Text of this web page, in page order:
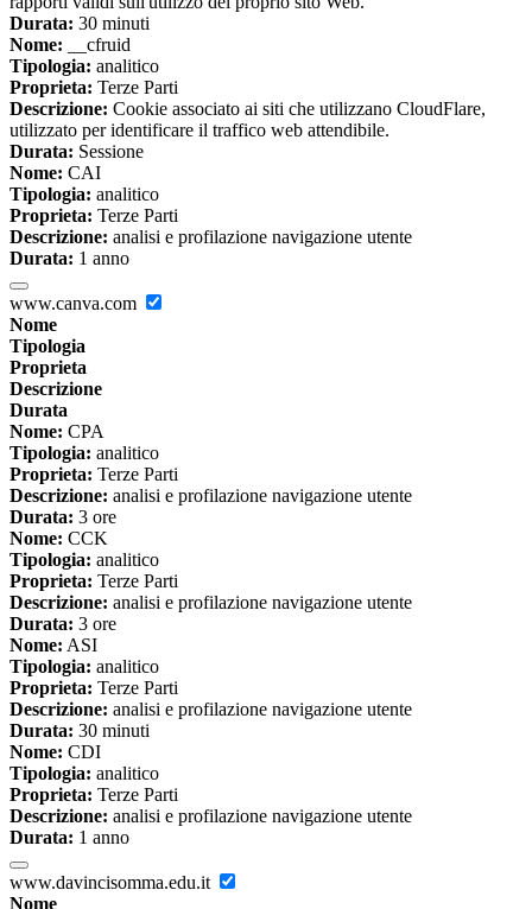
Durata: 30 minuti
Nome: __cfruid
Tipologia: analitico
Proprieta: Terze Parti
Descrizione: Cookie associato ai siti che utilizzano CloudFlare,
utilizzato per identificare il traffico web attendibile.
Durata: Sessione
Nome: CAI
Tipologia: analitico
Proprieta: Terze Parti
Descrizione: analisi e profilazione navigazione utente
Durata: 1 anno
www.canva.com
Nome
Tipologia
Proprieta
Descrizione
Durata
Nome: CPA
Tipologia: analitico
Proprieta: Terze Parti
Descrizione: analisi e profilazione navigazione utente
Durata: 3 ore
Nome: CCK
Tipologia: analitico
Proprieta: Terze Parti
Descrizione: analisi e profilazione navigazione utente
Durata: 3 ore
Nome: ASI
Tipologia: analitico
Proprieta: Terze Parti
Descrizione: analisi e profilazione navigazione utente
Durata: 30 minuti
Nome: CDI
Tipologia: analitico
Proprieta: Terze Parti
Descrizione: analisi e profilazione navigazione utente
Durata: 1 anno
www.davincisomma.edu.it
Nome